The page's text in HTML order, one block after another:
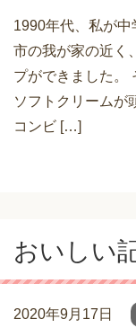
1990年代、私が
市の我が家の近く
プができました。
ソフトクリームが
コンビ […]
おいしい
2020年9月17日